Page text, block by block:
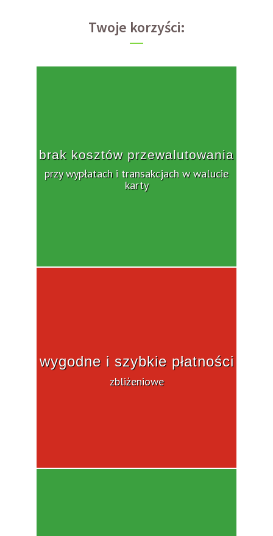
Twoje korzyści:
brak kosztów przewalutowania
przy wypłatach i transakcjach w walucie
karty
wygodne i szybkie płatności
zbliżeniowe